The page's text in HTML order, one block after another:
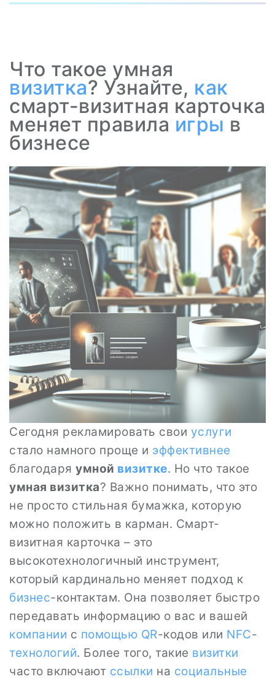
Что такое умная
визитка? Узнайте, как
смарт-визитная карточка
меняет правила игры в
бизнесе
Сегодня рекламировать свои услуги
стало намного проще и эффективнее
благодаря умной визитке. Но что такое
умная визитка? Важно понимать, что это
не просто стильная бумажка, которую
можно положить в карман. Смарт-
визитная карточка – это
высокотехнологичный инструмент,
который кардинально меняет подход к
бизнес-контактам. Она позволяет быстро
передавать информацию о вас и вашей
компании с помощью QR-кодов или NFC-
технологий. Более того, такие визитки
часто включают ссылки на социальные